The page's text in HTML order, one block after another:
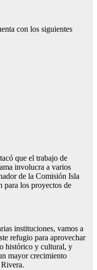
con los siguientes
que el trabajo de
involucra a varios
de la Comisión Isla
para los proyectos de
instituciones, vamos a
refugio para aprovechar
histórico y cultural, y
mayor crecimiento